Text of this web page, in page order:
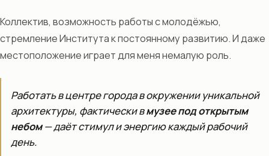
Коллектив, возможность работы с молодёжью,
стремление Института к постоянному развитию. И даже
местоположение играет для меня немалую роль.
Работать в центре города в окружении уникальной
архитектуры, фактически вмузее под открытым
небом— даёт стимул и энергию каждый рабочий
день.